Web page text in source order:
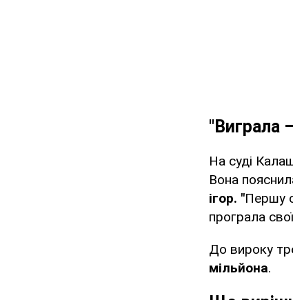
"Виграла
На суді
Вона
ігор. "Першу
програла
До вироку
мільйона.